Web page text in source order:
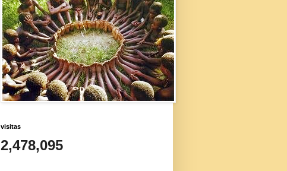
visitas
2,478,095